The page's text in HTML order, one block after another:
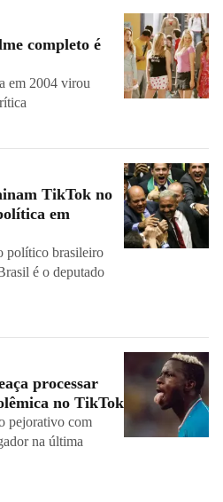
completo é
em 2004 virou
TikTok no
em
político brasileiro
é o deputado
processar
no TikTok
pejorativo com
na última